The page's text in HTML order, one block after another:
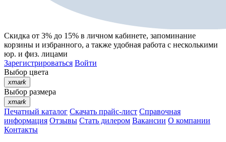
Скидка от 3% до 15% в личном кабинете, запоминание
корзины и избранного, а также удобная работа с несколькими
юр. и физ. лицами
Зарегистрироваться Войти
Выбор цвета
xmark
Выбор размера
xmark
Печатный каталог Скачать прайс-лист Справочная
информация Отзывы Стать дилером Вакансии О компании
Контакты